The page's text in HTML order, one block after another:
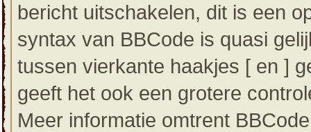
bericht uitschakelen, dit is een
syntax van BBCode is quasi
tussen vierkante haakjes [ en ]
geeft het ook een grotere
Meer informatie omtrent